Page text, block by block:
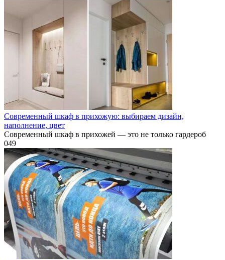
Современный шкаф в прихожую: выбираем дизайн,
наполнение, цвет
Современный шкаф в прихожей — это не только гардероб
049